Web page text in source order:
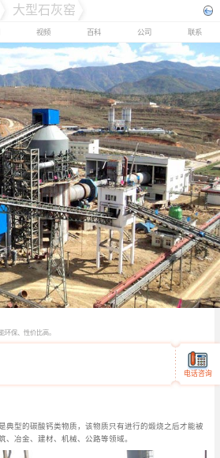
大型石灰窑
视频 百科 公司 联系
环保、性价比高。
电话咨询
典型的碳酸钙类物质，该物质只有进行的煅烧之后才能被
、冶金、建材、机械、公路等领域。